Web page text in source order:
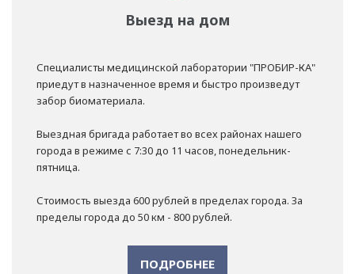
Выезд на дом
Специалисты медицинской лаборатории "ПРОБИР-КА"
приедут в назначенное время и быстро произведут
забор биоматериала.
Выездная бригада работает во всех районах нашего
города в режиме с 7:30 до 11 часов, понедельник-
пятница.
Стоимость выезда 600 рублей в пределах города. За
пределы города до 50 км - 800 рублей.
ПОДРОБНЕЕ